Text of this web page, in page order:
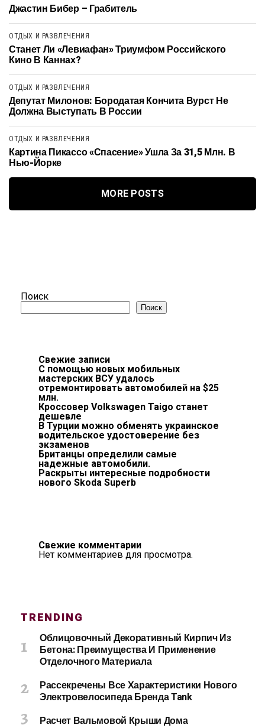
Джастин Бибер – Грабитель
ОТДЫХ И РАЗВЛЕЧЕНИЯ
Станет Ли «Левиафан» Триумфом Российского
Кино В Каннах?
ОТДЫХ И РАЗВЛЕЧЕНИЯ
Депутат Милонов: Бородатая Кончита Вурст Не
Должна Выступать В России
ОТДЫХ И РАЗВЛЕЧЕНИЯ
Картина Пикассо «Спасение» Ушла За 31,5 Млн. В
Нью-Йорке
MORE POSTS
Поиск
Поиск
Свежие записи
С помощью новых мобильных
мастерских ВСУ удалось
отремонтировать автомобилей на $25
млн.
Кроссовер Volkswagen Taigo станет
дешевле
В Турции можно обменять украинское
водительское удостоверение без
экзаменов
Британцы определили самые
надежные автомобили.
Раскрыты интересные подробности
нового Skoda Superb
Свежие комментарии
Нет комментариев для просмотра.
TRENDING
Облицовочный Декоративный Кирпич Из
Бетона: Преимущества И Применение
Отделочного Материала
Рассекречены Все Характеристики Нового
Электровелосипеда Бренда Tank
Расчет Вальмовой Крыши Дома